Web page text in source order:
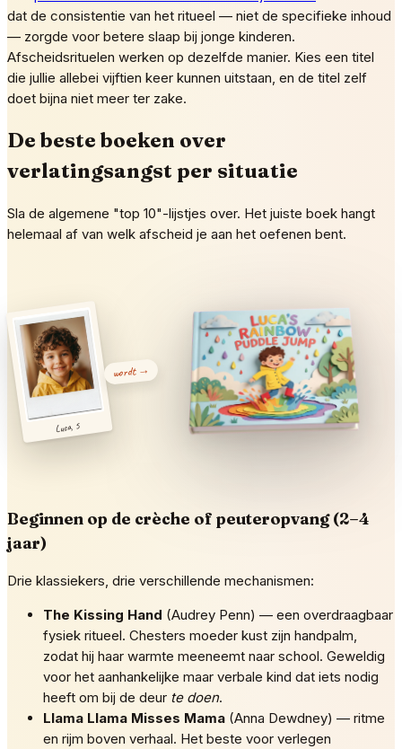
dat de consistentie van het ritueel — niet de specifieke inhoud
— zorgde voor betere slaap bij jonge kinderen.
Afscheidsrituelen werken op dezelfde manier. Kies een titel
die jullie allebei vijftien keer kunnen uitstaan, en de titel zelf
doet bijna niet meer ter zake.
De beste boeken over
verlatingsangst per situatie
Sla de algemene "top 10"-lijstjes over. Het juiste boek hangt
helemaal af van welk afscheid je aan het oefenen bent.
Luca, 5
wordt →
Beginnen op de crèche of peuteropvang (2–4
jaar)
Drie klassiekers, drie verschillende mechanismen:
The Kissing Hand (Audrey Penn) — een overdraagbaar
fysiek ritueel. Chesters moeder kust zijn handpalm,
zodat hij haar warmte meeneemt naar school. Geweldig
voor het aanhankelijke maar verbale kind dat iets nodig
heeft om bij de deur te doen.
Llama Llama Misses Mama (Anna Dewdney) — ritme
en rijm boven verhaal. Het beste voor verlegen